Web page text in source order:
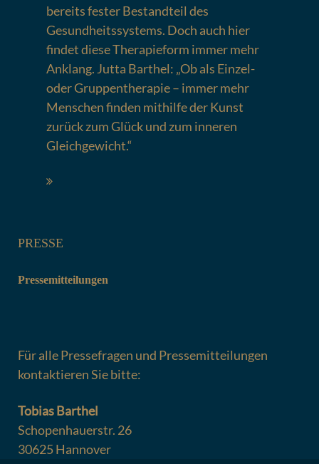
bereits fester Bestandteil des
Gesundheitssystems. Doch auch hier
findet diese Therapieform immer mehr
Anklang. Jutta Barthel: „Ob als Einzel-
oder Gruppentherapie – immer mehr
Menschen finden mithilfe der Kunst
zurück zum Glück und zum inneren
Gleichgewicht.“
PRESSE
Pressemitteilungen
Für alle Pressefragen und Pressemitteilungen
kontaktieren Sie bitte:
Tobias Barthel
Schopenhauerstr. 26
30625 Hannover